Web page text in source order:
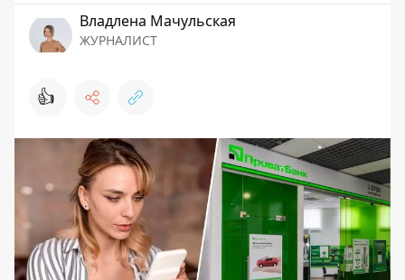
Владлена Мачульская
ЖУРНАЛИСТ
👍